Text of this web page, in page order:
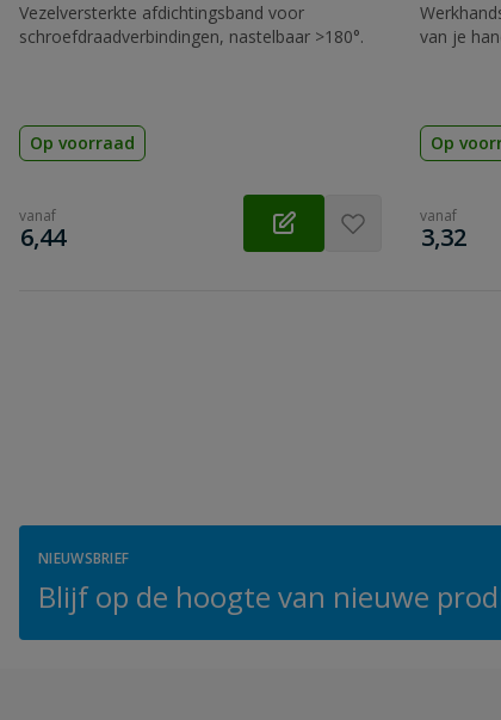
Vezelversterkte afdichtingsband voor
schroefdraadverbindingen, nastelbaar >180°.
Op voorraad
vanaf
€
6,44
van je
Op
vanaf
€
3,32
NIEUWSBRIEF
Blijf op de hoogte van nieuwe